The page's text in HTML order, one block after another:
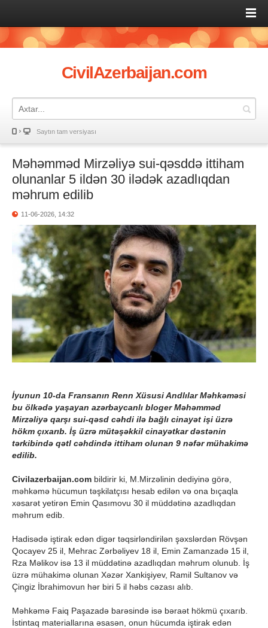
CivilAzerbaijan.com
Saytın tam versiyası
Məhəmməd Mirzəliyə sui-qəsddə ittiham
olunanlar 5 ildən 30 ilədək azadlıqdan
məhrum edilib
11-06-2026, 14:32
İyunun 10-da Fransanın Renn Xüsusi Andlılar Məhkəməsi
bu ölkədə yaşayan azərbaycanlı bloger Məhəmməd
Mirzəliyə qarşı sui-qəsd cəhdi ilə bağlı cinayət işi üzrə
hökm çıxarıb. İş üzrə mütəşəkkil cinayətkar dəstənin
tərkibində qətl cəhdində ittiham olunan 9 nəfər mühakimə
edilib.
Civilazerbaijan.com bildirir ki, M.Mirzəlinin dediyinə görə,
məhkəmə hücumun təşkilatçısı hesab edilən və ona bıçaqla
xəsarət yetirən Emin Qasımovu 30 il müddətinə azadlıqdan
məhrum edib.
Hadisədə iştirak edən digər təqsirləndirilən şəxslərdən Rövşən
Qocayev 25 il, Mehrac Zərbəliyev 18 il, Emin Zamanzadə 15 il,
Rza Məlikov isə 13 il müddətinə azadlıqdan məhrum olunub. İş
üzrə mühakimə olunan Xəzər Xankişiyev, Ramil Sultanov və
Çingiz İbrahimovun hər biri 5 il həbs cəzası alıb.
Məhkəmə Faiq Paşazadə barəsində isə bəraət hökmü çıxarıb.
İstintaq materiallarına əsasən, onun hücumda iştirak edən